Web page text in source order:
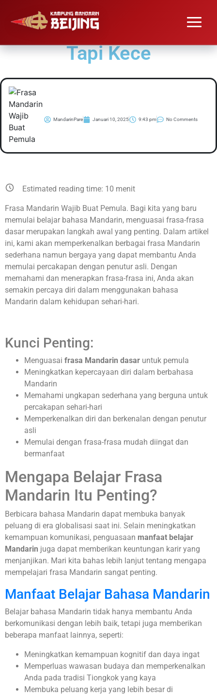
Frasa Mandarin Wajib
Buat Pemula: Simple
Tapi Kece
MandarinPare Januari 10, 2025 9:43 pm No Comments
Estimated reading time: 10 menit
Frasa Mandarin Wajib Buat Pemula. Bagi kita yang baru
memulai belajar bahasa Mandarin, menguasai frasa-frasa
dasar merupakan langkah awal yang penting. Dalam artikel
ini, kami akan memperkenalkan berbagai frasa Mandarin
sederhana namun bergaya yang dapat membantu Anda
memulai percakapan dengan penutur asli. Dengan
memahami dan menerapkan frasa-frasa ini, Anda akan
semakin percaya diri dalam menggunakan bahasa
Mandarin dalam kehidupan sehari-hari.
Kunci Penting:
Menguasai frasa Mandarin dasar untuk pemula
Meningkatkan kepercayaan diri dalam berbahasa
Mandarin
Memahami ungkapan sederhana yang berguna untuk
percakapan sehari-hari
Memperkenalkan diri dan berkenalan dengan penutur
asli
Memulai dengan frasa-frasa mudah diingat dan
bermanfaat
Mengapa Belajar Frasa
Mandarin Itu Penting?
Berbicara bahasa Mandarin dapat membuka banyak
peluang di era globalisasi saat ini. Selain meningkatkan
kemampuan komunikasi, penguasaan manfaat belajar
Mandarin juga dapat memberikan keuntungan karir yang
menjanjikan. Mari kita bahas lebih lanjut tentang mengapa
mempelajari frasa Mandarin sangat penting.
Manfaat Belajar Bahasa Mandarin
Belajar bahasa Mandarin tidak hanya membantu Anda
berkomunikasi dengan lebih baik, tetapi juga memberikan
beberapa manfaat lainnya, seperti:
Meningkatkan kemampuan kognitif dan daya ingat
Memperluas wawasan budaya dan memperkenalkan
Anda pada tradisi Tiongkok yang kaya
Membuka peluang kerja yang lebih besar di